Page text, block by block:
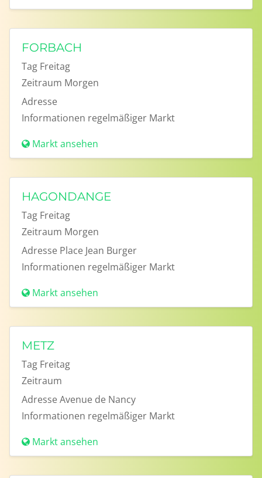
FORBACH
Tag Freitag
Zeitraum Morgen
Adresse
Informationen regelmäßiger Markt
Markt ansehen
HAGONDANGE
Tag Freitag
Zeitraum Morgen
Adresse Place Jean Burger
Informationen regelmäßiger Markt
Markt ansehen
METZ
Tag Freitag
Zeitraum
AdresseAvenue de Nancy
Informationen regelmäßiger Markt
Markt ansehen